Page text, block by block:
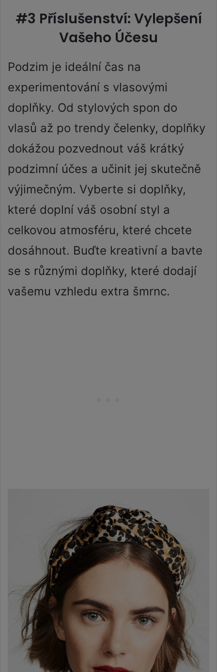
#3 Příslušenství: Vylepšení
Vašeho Účesu
Podzim je ideální čas na
experimentování s vlasovými
doplňky. Od stylových spon do
vlasů až po trendy čelenky, doplňky
dokážou pozvednout váš krátký
podzimní účes a učinit jej skutečně
výjimečným. Vyberte si doplňky,
které doplní váš osobní styl a
celkovou atmosféru, které chcete
dosáhnout. Buďte kreativní a bavte
se s různými doplňky, které dodají
vašemu vzhledu extra šmrnc.